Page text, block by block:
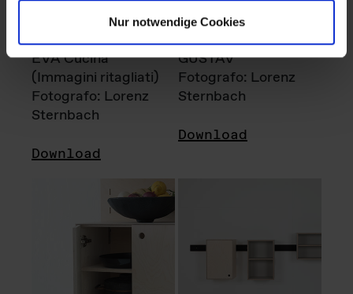
Nur notwendige Cookies
EVA Cucina
(Immagini ritagliati)
Fotografo: Lorenz
Sternbach
Download
GUSTAV
Fotografo: Lorenz
Sternbach
Download